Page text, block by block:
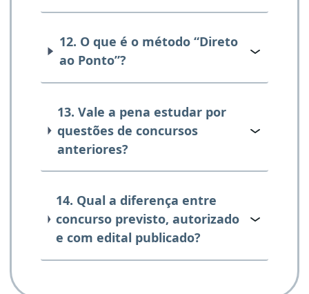
12. O que é o método “Direto
ao Ponto”?
13. Vale a pena estudar por
questões de concursos
anteriores?
14. Qual a diferença entre
concurso previsto, autorizado
e com edital publicado?